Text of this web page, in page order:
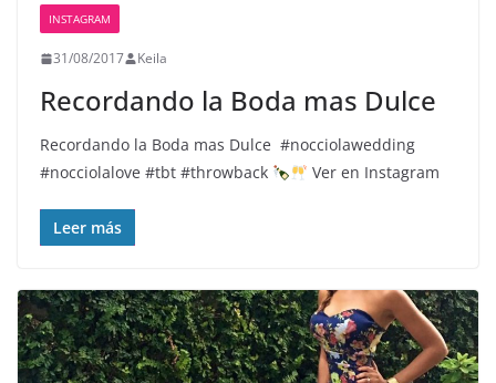
INSTAGRAM
31/08/2017 Keila
Recordando la Boda mas Dulce ️
Recordando la Boda mas Dulce #nocciolawedding
#nocciolalove #tbt #throwback
Ver en Instagram
Leer más